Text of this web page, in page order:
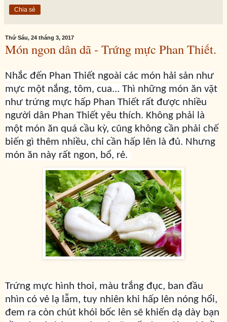
Chia sẻ
Thứ Sáu, 24 tháng 3, 2017
Món ngon dân dã - Trứng mực Phan Thiết.
Nhắc đến Phan Thiết ngoài các món hải sản như
mực một nắng, tôm, cua... Thì những món ăn vặt
như trứng mực hấp Phan Thiết rất được nhiều
người dân Phan Thiết yêu thích. Không phải là
một món ăn quá cầu kỳ, cũng không cần phải chế
biến gì thêm nhiều, chỉ cần hấp lên là đủ. Nhưng
món ăn này rất ngon, bổ, rẻ.
Trứng mực hình thoi, màu trắng đục, ban đầu
nhìn có vẻ lạ lẫm, tuy nhiên khi hấp lên nóng hổi,
đem ra còn chút khói bốc lên sẽ khiến dạ dày bạn